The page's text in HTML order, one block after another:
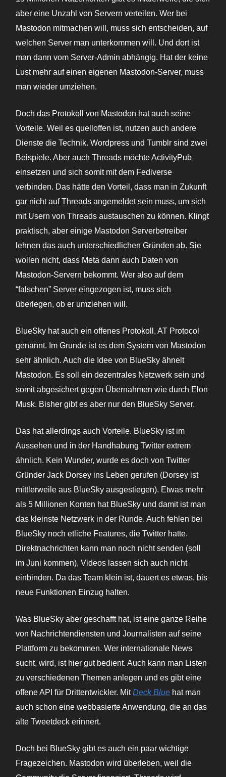
aber eine Unzahl von Servern verteilen. Wer bei
Mastodon mitmachen will, muss sich entscheiden, auf
welchen Server man unterkommen will. Und dort ist
man dann vom Server-Admin abhängig. Hat der keine
Lust mehr auf einen eigenen Mastodon-Server, muss
man wieder umziehen.
Doch das Protokoll von Mastodon hat auch seine
Vorteile. Weil es quelloffen ist, nutzen auch andere
Dienste die Technik. Wordpress und Tumblr sind zwei
Beispiele. Aber auch Threads möchte ActivityPub
einsetzen und sich somit mit dem Fediverse
verbinden. Das hätte den Vorteil, dass man in Zukunft
gar nicht auf Threads angemeldet sein muss, um sich
mit Usern von Threads austauschen zu können. Klingt
praktisch, aber einige Mastodon Serverbetreiber
lehnen das auch unterschiedlichen Gründen ab. Sie
wollen nicht, dass Meta dann auch Daten von
Mastodon-Servern bekommt. Wer also auf dem
“falschen” Server eingezogen ist, muss sich
überlegen, ob er umziehen will.
BlueSky hat auch ein offenes Protokoll, AT Protocol
genannt. Im Grunde ist es dem System von Mastodon
sehr ähnlich. Auch die Idee von BlueSky ähnelt
Mastodon. Es soll ein dezentrales Netzwerk sein und
somit abgesichert gegen Übernahmen wie durch Elon
Musk. Bisher gibt es aber nur den BlueSky Server.
Das hat allerdings auch Vorteile. BlueSky ist im
Aussehen und in der Handhabung Twitter extrem
ähnlich. Kein Wunder, wurde es doch von Twitter
Gründer Jack Dorsey ins Leben gerufen (Dorsey ist
mittlerweile aus BlueSky ausgestiegen). Etwas mehr
als 5 Millionen Konten hat BlueSky und damit ist man
das kleinste Netzwerk in der Runde. Auch fehlen bei
BlueSky noch etliche Features, die Twitter hatte.
Direktnachrichten kann man noch nicht senden (soll
im Juni kommen), Videos lassen sich auch nicht
einbinden. Da das Team klein ist, dauert es etwas, bis
neue Funktionen Einzug halten.
Was BlueSky aber geschafft hat, ist eine ganze Reihe
von Nachrichtendiensten und Journalisten auf seine
Plattform zu bekommen. Wer internationale News
sucht, wird, ist hier gut bedient. Auch kann man Listen
zu verschiedenen Themen anlegen und es gibt eine
offene API für Drittentwickler. MitDeck Blue hat man
auch schon eine webbasierte Anwendung, die an das
alte Tweetdeck erinnert.
Doch bei BlueSky gibt es auch ein paar wichtige
Fragezeichen. Mastodon wird überleben, weil die